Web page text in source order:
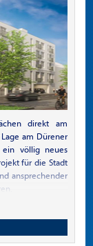
direkt am
am Dürener
ein völlig neues
für die Stadt
ansprechender
Düren“, ein
Praxis- und
suchen,